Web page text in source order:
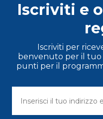
Iscriviti e
Iscriviti per
benvenuto per il tuo
punti per il